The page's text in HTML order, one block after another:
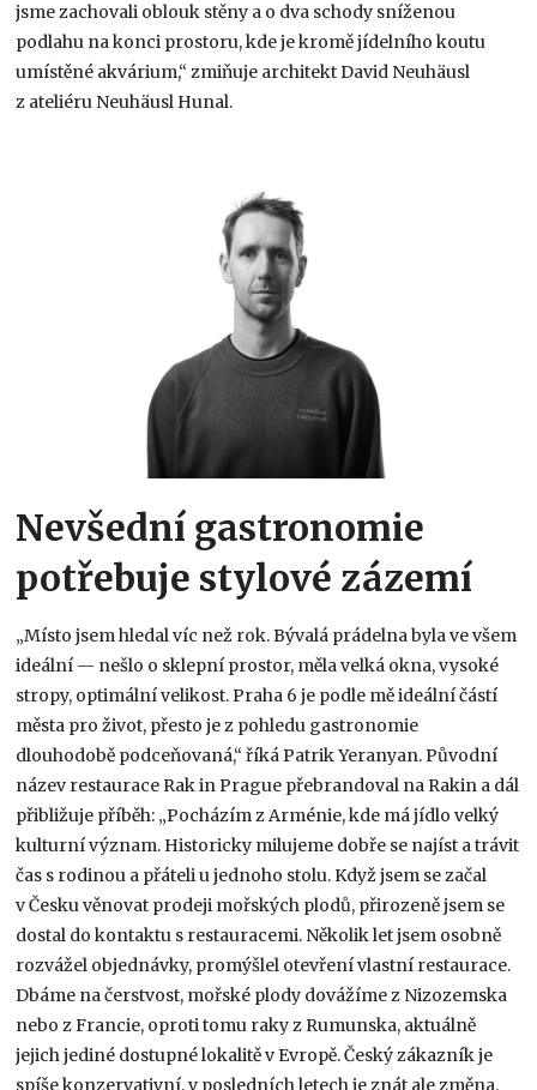
jsme zachovali oblouk stěny a o dva schody sníženou
podlahu na konci prostoru, kde je kromě jídelního koutu
umístěné akvárium,“ zmiňuje architekt David Neuhäusl
z ateliéru Neuhäusl Hunal.
Nevšední gastronomie
potřebuje stylové zázemí
„Místo jsem hledal víc než rok. Bývalá prádelna byla ve všem
ideální — nešlo o sklepní prostor, měla velká okna, vysoké
stropy, optimální velikost. Praha 6 je podle mě ideální částí
města pro život, přesto je z pohledu gastronomie
dlouhodobě podceňovaná,“ říká Patrik Yeranyan. Původní
název restaurace Rak in Prague přebrandoval na Rakin a dál
přibližuje příběh: „Pocházím z Arménie, kde má jídlo velký
kulturní význam. Historicky milujeme dobře se najíst a trávit
čas s rodinou a přáteli u jednoho stolu. Když jsem se začal
v Česku věnovat prodeji mořských plodů, přirozeně jsem se
dostal do kontaktu s restauracemi. Několik let jsem osobně
rozvážel objednávky, promýšlel otevření vlastní restaurace.
Dbáme na čerstvost, mořské plody dovážíme z Nizozemska
nebo z Francie, oproti tomu raky z Rumunska, aktuálně
jejich jediné dostupné lokalitě v Evropě. Český zákazník je
spíše konzervativní, v posledních letech je znát ale změna.